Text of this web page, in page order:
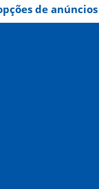
de anúncios